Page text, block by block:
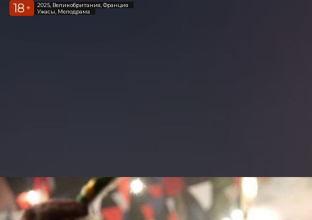
18 +
2025, Великобритания, Франция
Ужасы, Мелодрама